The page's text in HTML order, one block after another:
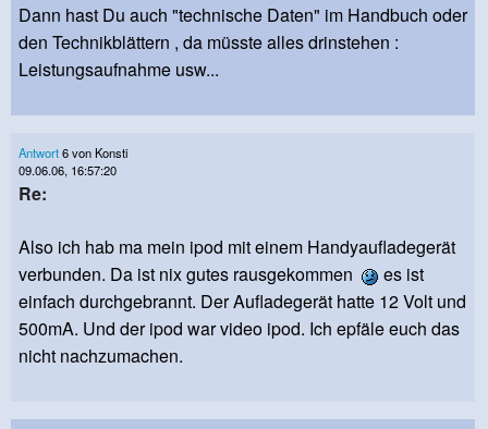
Dann hast Du auch "technische Daten" im Handbuch oder
den Technikblättern , da müsste alles drinstehen :
Leistungsaufnahme usw...
Antwort6 von Konsti
09.06.06, 16:57:20
Re:
Also ich hab ma mein ipod mit einem Handyaufladegerät
verbunden. Da ist nix gutes rausgekommen
es ist
einfach durchgebrannt. Der Aufladegerät hatte 12 Volt und
500mA. Und der ipod war video ipod. Ich epfäle euch das
nicht nachzumachen.